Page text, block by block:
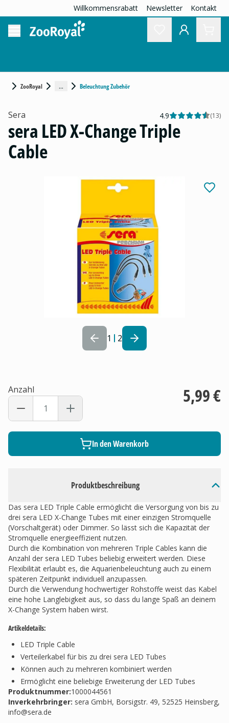
Willkommensrabatt Newsletter Kontakt
ZooRoyal ... Beleuchtung Zubehör
1 2
Produktbeschreibung
Das sera LED Triple Cable ermöglicht die Versorgung von bis zu
drei sera LED X-Change Tubes mit einer einzigen Stromquelle
(Vorschaltgerät) oder Dimmer. So lässt sich die Kapazität der
Stromquelle energieeffizient nutzen.
Durch die Kombination von mehreren Triple Cables kann die
Anzahl der sera LED Tubes beliebig erweitert werden. Diese
Flexibilität erlaubt es, die Aquarienbeleuchtung auch zu einem
späteren Zeitpunkt individuell anzupassen.
Durch die Verwendung hochwertiger Rohstoffe weist das Kabel
eine hohe Langlebigkeit aus, so dass du lange Spaß an deinem
X-Change System haben wirst.
Artikeldetails:
LED Triple Cable
Verteilerkabel für bis zu drei sera LED Tubes
Können auch zu mehreren kombiniert werden
Ermöglicht eine beliebige Erweiterung der LED Tubes
Produktnummer:1000044561
Inverkehrbringer: sera GmbH, Borsigstr. 49, 52525 Heinsberg,
info@sera.de
Sera 4.9 (13)
sera LED X-Change Triple
Cable
Anzahl 5,99 €
In den Warenkorb